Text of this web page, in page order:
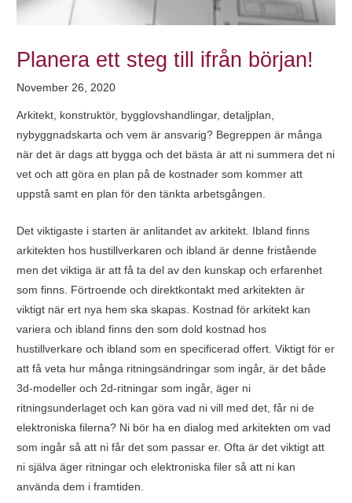
Planera ett steg till ifrån början!
November 26, 2020
Arkitekt, konstruktör, bygglovshandlingar, detaljplan,
nybyggnadskarta och vem är ansvarig? Begreppen är många
när det är dags att bygga och det bästa är att ni summera det ni
vet och att göra en plan på de kostnader som kommer att
uppstå samt en plan för den tänkta arbetsgången.
Det viktigaste i starten är anlitandet av arkitekt. Ibland finns
arkitekten hos hustillverkaren och ibland är denne fristående
men det viktiga är att få ta del av den kunskap och erfarenhet
som finns. Förtroende och direktkontakt med arkitekten är
viktigt när ert nya hem ska skapas. Kostnad för arkitekt kan
variera och ibland finns den som dold kostnad hos
hustillverkare och ibland som en specificerad offert. Viktigt för er
att få veta hur många ritningsändringar som ingår, är det både
3d-modeller och 2d-ritningar som ingår, äger ni
ritningsunderlaget och kan göra vad ni vill med det, får ni de
elektroniska filerna? Ni bör ha en dialog med arkitekten om vad
som ingår så att ni får det som passar er. Ofta är det viktigt att
ni själva äger ritningar och elektroniska filer så att ni kan
använda dem i framtiden.